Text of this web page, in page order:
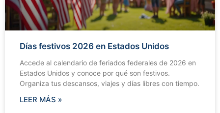
Días festivos 2026 en Estados Unidos
Accede al calendario de feriados federales de 2026 en
Estados Unidos y conoce por qué son festivos.
Organiza tus descansos, viajes y días libres con tiempo.
LEER MÁS »